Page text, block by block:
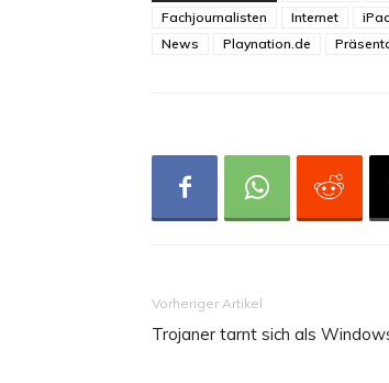
Fachjournalisten
Internet
News
Playnation.de
Vorheriger Artikel
Trojaner tarnt sich als